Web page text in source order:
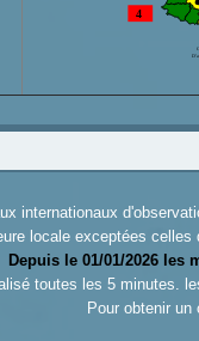
internationaux
locale exceptées
Depuis le 01/01/2026 les
toutes les 5 minutes.
Pour obtenir